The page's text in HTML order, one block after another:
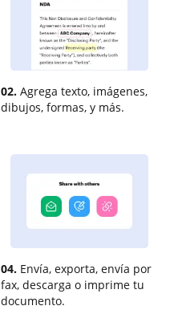
02. Agrega texto, imágenes,
dibujos, formas, y más.
04. Envía, exporta, envía por
fax, descarga o imprime tu
documento.